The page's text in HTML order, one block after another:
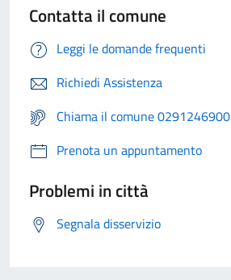
Contatta il comune
Leggi le domande frequenti
Richiedi Assistenza
Chiama il comune 0291246900
Prenota un appuntamento
Problemi in città
Segnala disservizio